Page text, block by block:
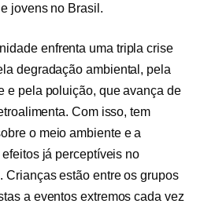
jovens no Brasil.
enfrenta uma tripla crise
degradação ambiental, pela
e pela poluição, que avança de
Com isso, tem
o meio ambiente e a
já perceptíveis no
Crianças estão entre os grupos
a eventos extremos cada vez